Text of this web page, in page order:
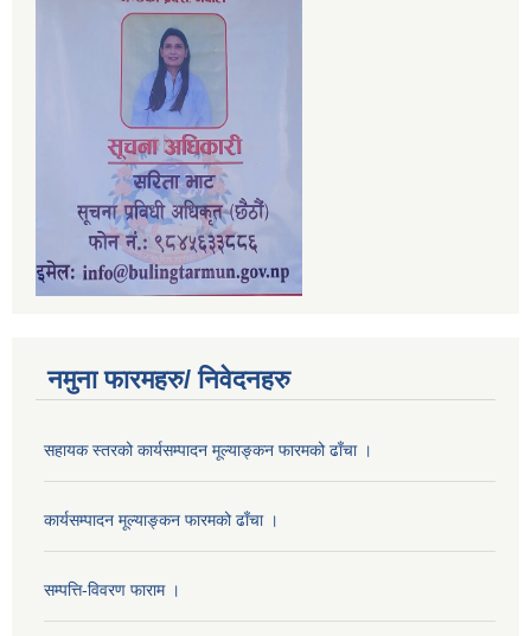
नमुना फारमहरु/ निवेदनहरु
सहायक स्तरको कार्यसम्पादन मूल्याङ्कन फारमको ढाँचा ।
कार्यसम्पादन मूल्याङ्कन फारमको ढाँचा ।
सम्पत्ति-विवरण फाराम ।